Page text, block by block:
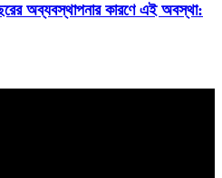
অব্যবস্থাপনার কারণে এই অবস্থা: